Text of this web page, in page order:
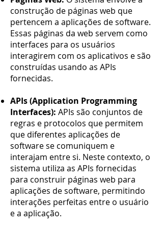
construção de páginas web que
pertencem a aplicações de software.
Essas páginas da web servem como
interfaces para os usuários
interagirem com os aplicativos e são
construídas usando as APIs
fornecidas.
APIs (Application Programming
Interfaces): APIs são conjuntos de
regras e protocolos que permitem
que diferentes aplicações de
software se comuniquem e
interajam entre si. Neste contexto, o
sistema utiliza as APIs fornecidas
para construir páginas web para
aplicações de software, permitindo
interações perfeitas entre o usuário
e a aplicação.